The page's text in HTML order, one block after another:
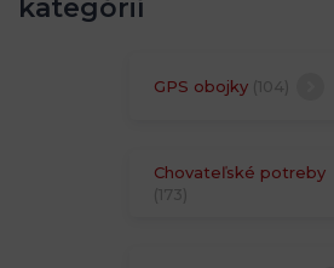
kategórií
GPS obojky
Chovateľské potreby